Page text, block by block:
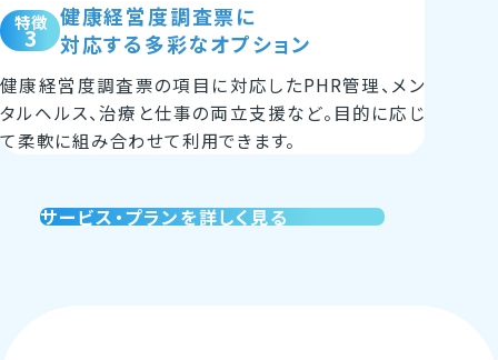
特徴
3
健康経営度調査票に
対応する多彩なオプション
健康経営度調査票の項目に対応したPHR管理、メン
タルヘルス、治療と仕事の両立支援など。目的に応じ
て柔軟に組み合わせて利用できます。
サービス・プランを詳しく見る